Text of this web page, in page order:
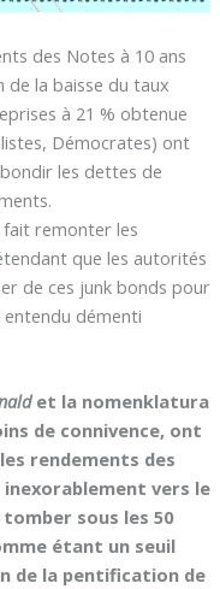
des Notes à 10 ans
de la baisse du taux
à 21 % obtenue
Démocrates) ont
les dettes de
fait remonter les
que les autorités
de ces junk bonds pour
entendu démenti
et la nomenklatura
de connivence, ont
rendements des
inexorablement vers le
sous les 50
étant un seuil
de la pentification de